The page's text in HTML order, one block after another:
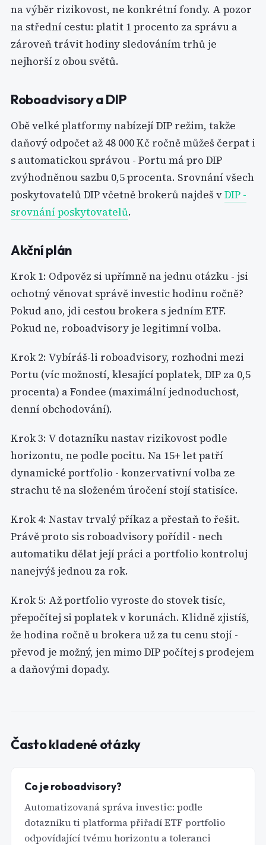
na výběr rizikovost, ne konkrétní fondy. A pozor
na střední cestu: platit 1 procento za správu a
zároveň trávit hodiny sledováním trhů je
nejhorší z obou světů.
Roboadvisory a DIP
Obě velké platformy nabízejí DIP režim, takže
daňový odpočet až 48 000 Kč ročně můžeš čerpat i
s automatickou správou - Portu má pro DIP
zvýhodněnou sazbu 0,5 procenta. Srovnání všech
poskytovatelů DIP včetně brokerů najdeš vDIP -
srovnání poskytovatelů.
Akční plán
Krok 1: Odpověz si upřímně na jednu otázku - jsi
ochotný věnovat správě investic hodinu ročně?
Pokud ano, jdi cestou brokera s jedním ETF.
Pokud ne, roboadvisory je legitimní volba.
Krok 2: Vybíráš-li roboadvisory, rozhodni mezi
Portu (víc možností, klesající poplatek, DIP za 0,5
procenta) a Fondee (maximální jednoduchost,
denní obchodování).
Krok 3: V dotazníku nastav rizikovost podle
horizontu, ne podle pocitu. Na 15+ let patří
dynamické portfolio - konzervativní volba ze
strachu tě na složeném úročení stojí statisíce.
Krok 4: Nastav trvalý příkaz a přestaň to řešit.
Právě proto sis roboadvisory pořídil - nech
automatiku dělat její práci a portfolio kontroluj
nanejvýš jednou za rok.
Krok 5: Až portfolio vyroste do stovek tisíc,
přepočítej si poplatek v korunách. Klidně zjistíš,
že hodina ročně u brokera už za tu cenu stojí -
převod je možný, jen mimo DIP počítej s prodejem
a daňovými dopady.
Často kladené otázky
Co je roboadvisory?
Automatizovaná správa investic: podle
dotazníku ti platforma přiřadí ETF portfolio
odpovídající tvému horizontu a toleranci